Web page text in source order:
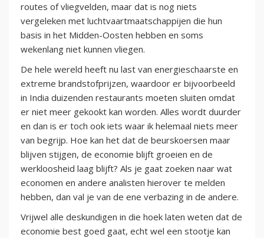
routes of vliegvelden, maar dat is nog niets
vergeleken met luchtvaartmaatschappijen die hun
basis in het Midden-Oosten hebben en soms
wekenlang niet kunnen vliegen.
De hele wereld heeft nu last van energieschaarste en
extreme brandstofprijzen, waardoor er bijvoorbeeld
in India duizenden restaurants moeten sluiten omdat
er niet meer gekookt kan worden. Alles wordt duurder
en dan is er toch ook iets waar ik helemaal niets meer
van begrijp. Hoe kan het dat de beurskoersen maar
blijven stijgen, de economie blijft groeien en de
werkloosheid laag blijft? Als je gaat zoeken naar wat
economen en andere analisten hierover te melden
hebben, dan val je van de ene verbazing in de andere.
Vrijwel alle deskundigen in die hoek laten weten dat de
economie best goed gaat, echt wel een stootje kan